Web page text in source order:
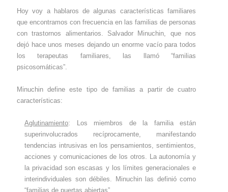
Hoy voy a hablaros de algunas características familiares
que encontramos con frecuencia en las familias de personas
con trastornos alimentarios. Salvador Minuchin, que nos
dejó hace unos meses dejando un enorme vacío para todos
los terapeutas familiares, las llamó “familias
psicosomáticas”.
Minuchin define este tipo de familias a partir de cuatro
características:
Aglutinamiento: Los miembros de la familia están
superinvolucrados recíprocamente, manifestando
tendencias intrusivas en los pensamientos, sentimientos,
acciones y comunicaciones de los otros. La autonomía y
la privacidad son escasas y los límites generacionales e
interindividuales son débiles. Minuchin las definió como
“familias de puertas abiertas”